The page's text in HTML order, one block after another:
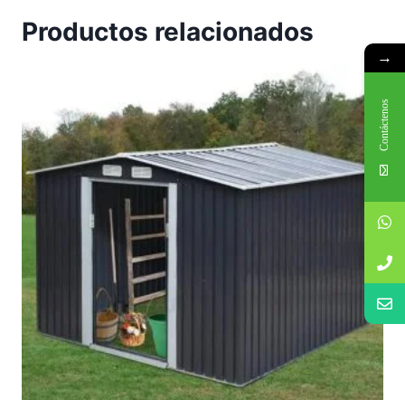
Productos relacionados
→
Contáctenos